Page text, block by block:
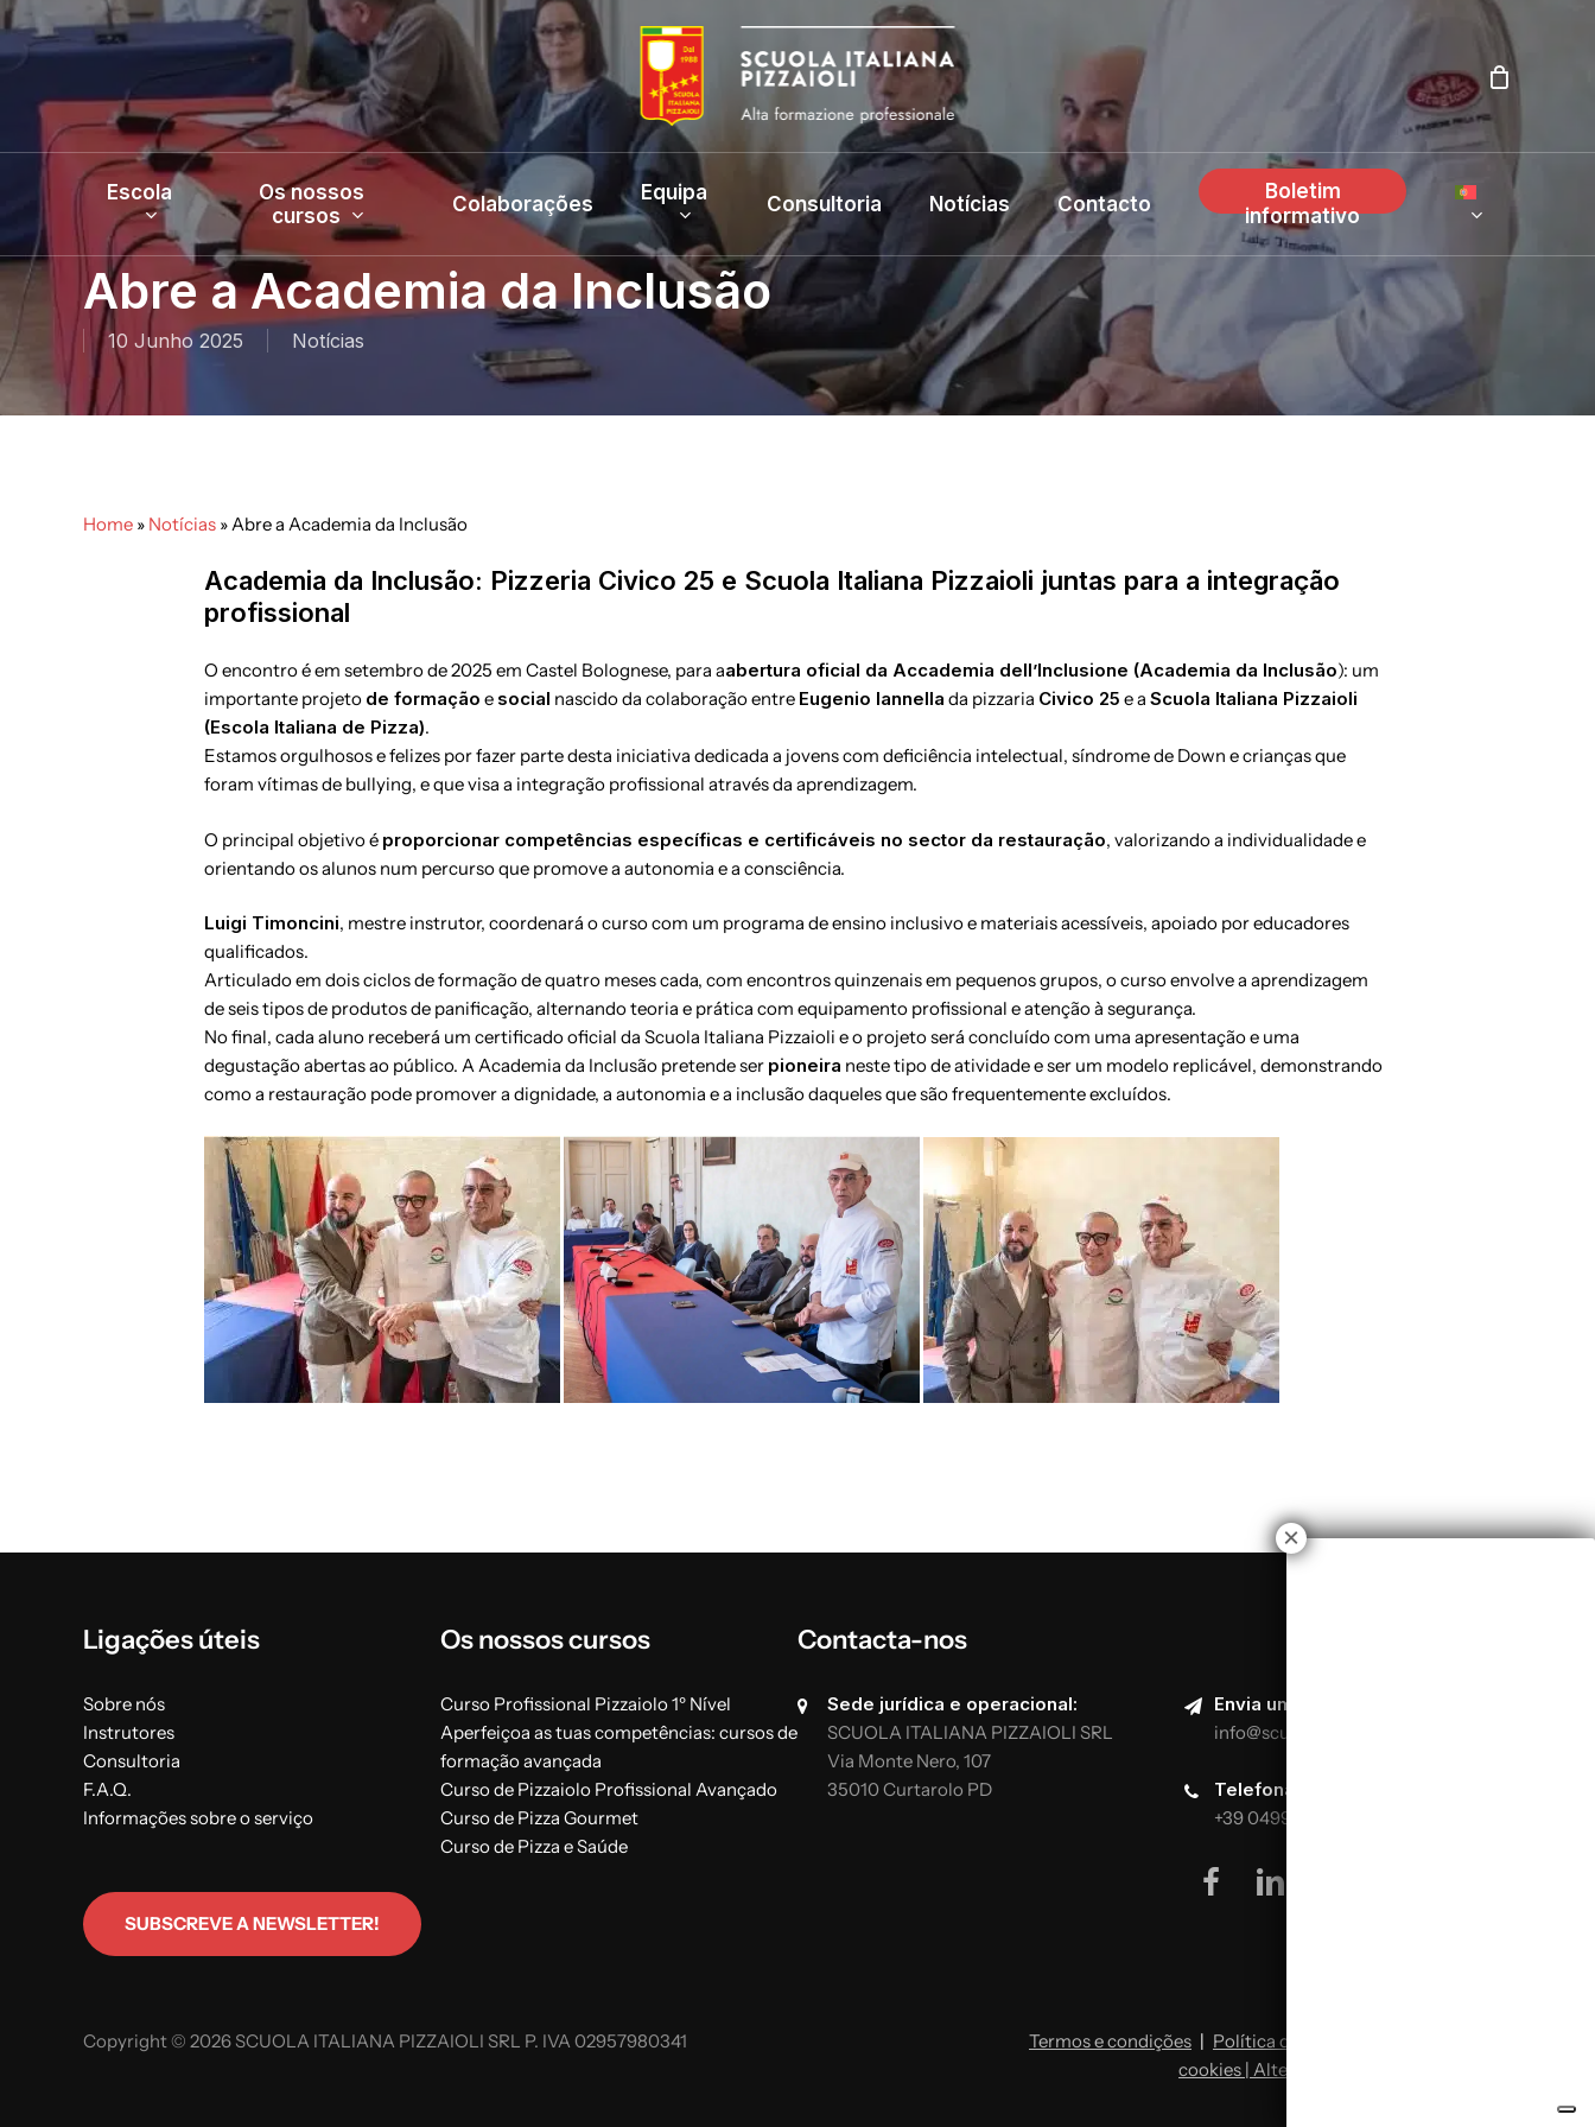
Skip
content
Escola
Os nossos
cursos
Colaborações Equipa Consultoria Notícias Contacto
Boletim
informativo
Abre a Academia da Inclusão
10 Junho 2025 Notícias
Home » Notícias »Abre a Academia da Inclusão
Academia da Inclusão: Pizzeria Civico 25 e Scuola Italiana Pizzaioli juntas para a integração
profissional
O encontro é em setembro de 2025 em Castel Bolognese, para aabertura oficial da Accademia dell’Inclusione (Academia da Inclusão): um
importante projeto de formação e social nascido da colaboração entre Eugenio Iannella da pizzaria Civico 25 e a Scuola Italiana Pizzaioli
(Escola Italiana de Pizza).
Estamos orgulhosos e felizes por fazer parte desta iniciativa dedicada a jovens com deficiência intelectual, síndrome de Down e crianças que
foram vítimas de bullying, e que visa a integração profissional através da aprendizagem.
O principal objetivo é proporcionar competências específicas e certificáveis no sector da restauração, valorizando a individualidade e
orientando os alunos num percurso que promove a autonomia e a consciência.
Luigi Timoncini, mestre instrutor, coordenará o curso com um programa de ensino inclusivo e materiais acessíveis, apoiado por educadores
qualificados.
Articulado em dois ciclos de formação de quatro meses cada, com encontros quinzenais em pequenos grupos, o curso envolve a aprendizagem
de seis tipos de produtos de panificação, alternando teoria e prática com equipamento profissional e atenção à segurança.
No final, cada aluno receberá um certificado oficial da Scuola Italiana Pizzaioli e o projeto será concluído com uma apresentação e uma
degustação abertas ao público. A Academia da Inclusão pretende ser pioneira neste tipo de atividade e ser um modelo replicável, demonstrando
como a restauração pode promover a dignidade, a autonomia e a inclusão daqueles que são frequentemente excluídos.
Ligações úteis
Sobre nós
Instrutores
Consultoria
F.A.Q.
Informações sobre o serviço
SUBSCREVE A NEWSLETTER!
Os nossos cursos
Curso Profissional Pizzaiolo 1º Nível
Aperfeiçoa as tuas competências: cursos de
formação avançada
Curso de Pizzaiolo Profissional Avançado
Curso de Pizza Gourmet
Curso de Pizza e Saúde
Contacta-nos
Sede jurídica e operacional:
SCUOLA ITALIANA PIZZAIOLI SRL
Via Monte Nero, 107
35010 Curtarolo PD
Envia um e-mail:
info@scuolaitalianapizzaioli.it
Telefona:
+39 0499624665
facebook
linkedin
Copyright © 2026 SCUOLA ITALIANA PIZZAIOLI SRL P. IVA 02957980341 Termos e condições | Política de privacidade
cookies | Alterar preferências de cookies